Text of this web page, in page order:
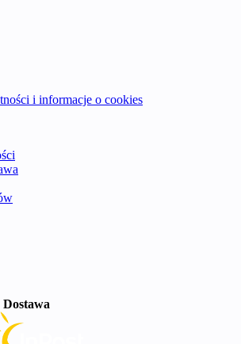
i informacje o cookies
Dostawa